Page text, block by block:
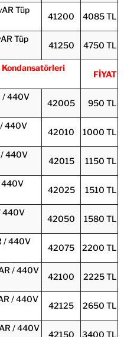
Tüp
41200 4085 TL
Tüp
41250 4750 TL
Kondansatörleri
FİYAT
/ 440V
42005 950 TL
/ 440V
42010 1000 TL
/ 440V
42015 1150 TL
440V
42025 1510 TL
440V
42050 1580 TL
/ 440V
42075 2200 TL
/ 440V
42100 2225 TL
/ 440V
42125 2650 TL
/ 440V
42150 3400 TL